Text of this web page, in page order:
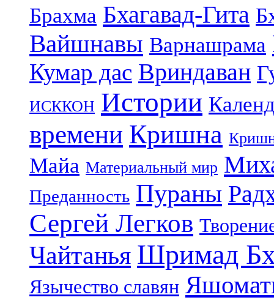
Брахма Бхагавад-Гита
Вайшнавы Варнашрама
Кумар дас Вриндаван
ИСККОН Истории
времени Кришна
Майа Материальный мир
Преданность Пураны
Сергей Легков
Чайтанья Шримад
Язычество славян